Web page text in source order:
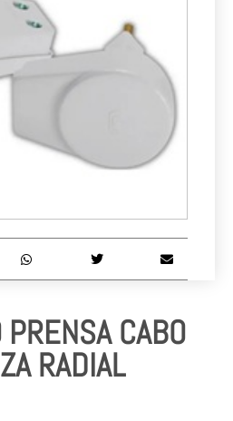
CABO
RADIAL